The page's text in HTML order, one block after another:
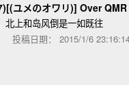
ユメのオワリ)] Over
北上和岛风倒是一如既往
投稿日期： 2015/1/6